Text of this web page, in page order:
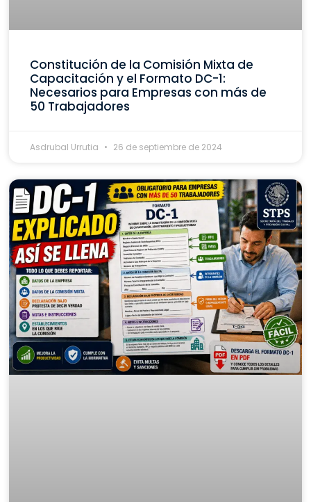
Constitución de la Comisión Mixta de
Capacitación y el Formato DC-1:
Necesarios para Empresas con más de
50 Trabajadores
Asdrubal Urrutia 26 de septiembre de 2024